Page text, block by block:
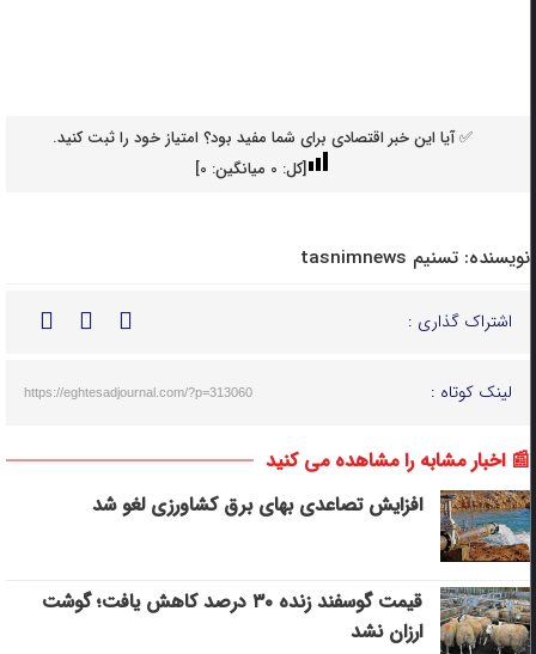
✅ آیا این خبر اقتصادی برای شما مفید بود؟ امتیاز خود را ثبت کنید.
[کل: 0میانگین: 0
]
نویسنده: تسنیم tasnimnews
اشتراک گذاری :
لینک کوتاه : https://eghtesadjournal.com/?p=313060
📰 اخبار مشابه را مشاهده می کنید
افزایش تصاعدی بهای برق کشاورزی لغو شد
قیمت گوسفند زنده ۳۰ درصد کاهش یافت؛ گوشت
ارزان نشد